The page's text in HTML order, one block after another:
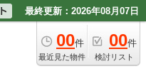
最終更新：2026年08月07日
00件
最近見た物件
00件
検討リスト